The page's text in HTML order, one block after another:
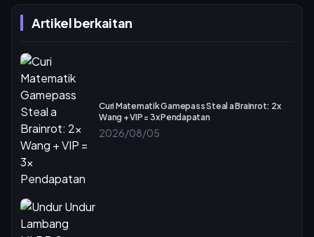
Artikel berkaitan
Curi Matematik Gamepass Steal a Brainrot: 2x
Wang + VIP = 3x Pendapatan
2026/08/05